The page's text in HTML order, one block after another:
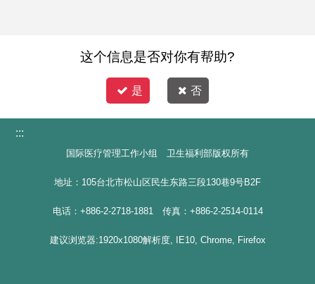
这个信息是否对你有帮助?
是 否
:::
国际医疗管理工作小组 卫生福利部版权所有
地址：105台北市松山区民生东路三段130巷9号B2F
电话：+886-2-2718-1881 传真：+886-2-2514-0114
建议浏览器:1920x1080解析度, IE10, Chrome, Firefox